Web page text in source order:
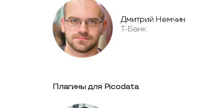
Дмитрий Немчин
Т-Банк
Плагины для Picodata